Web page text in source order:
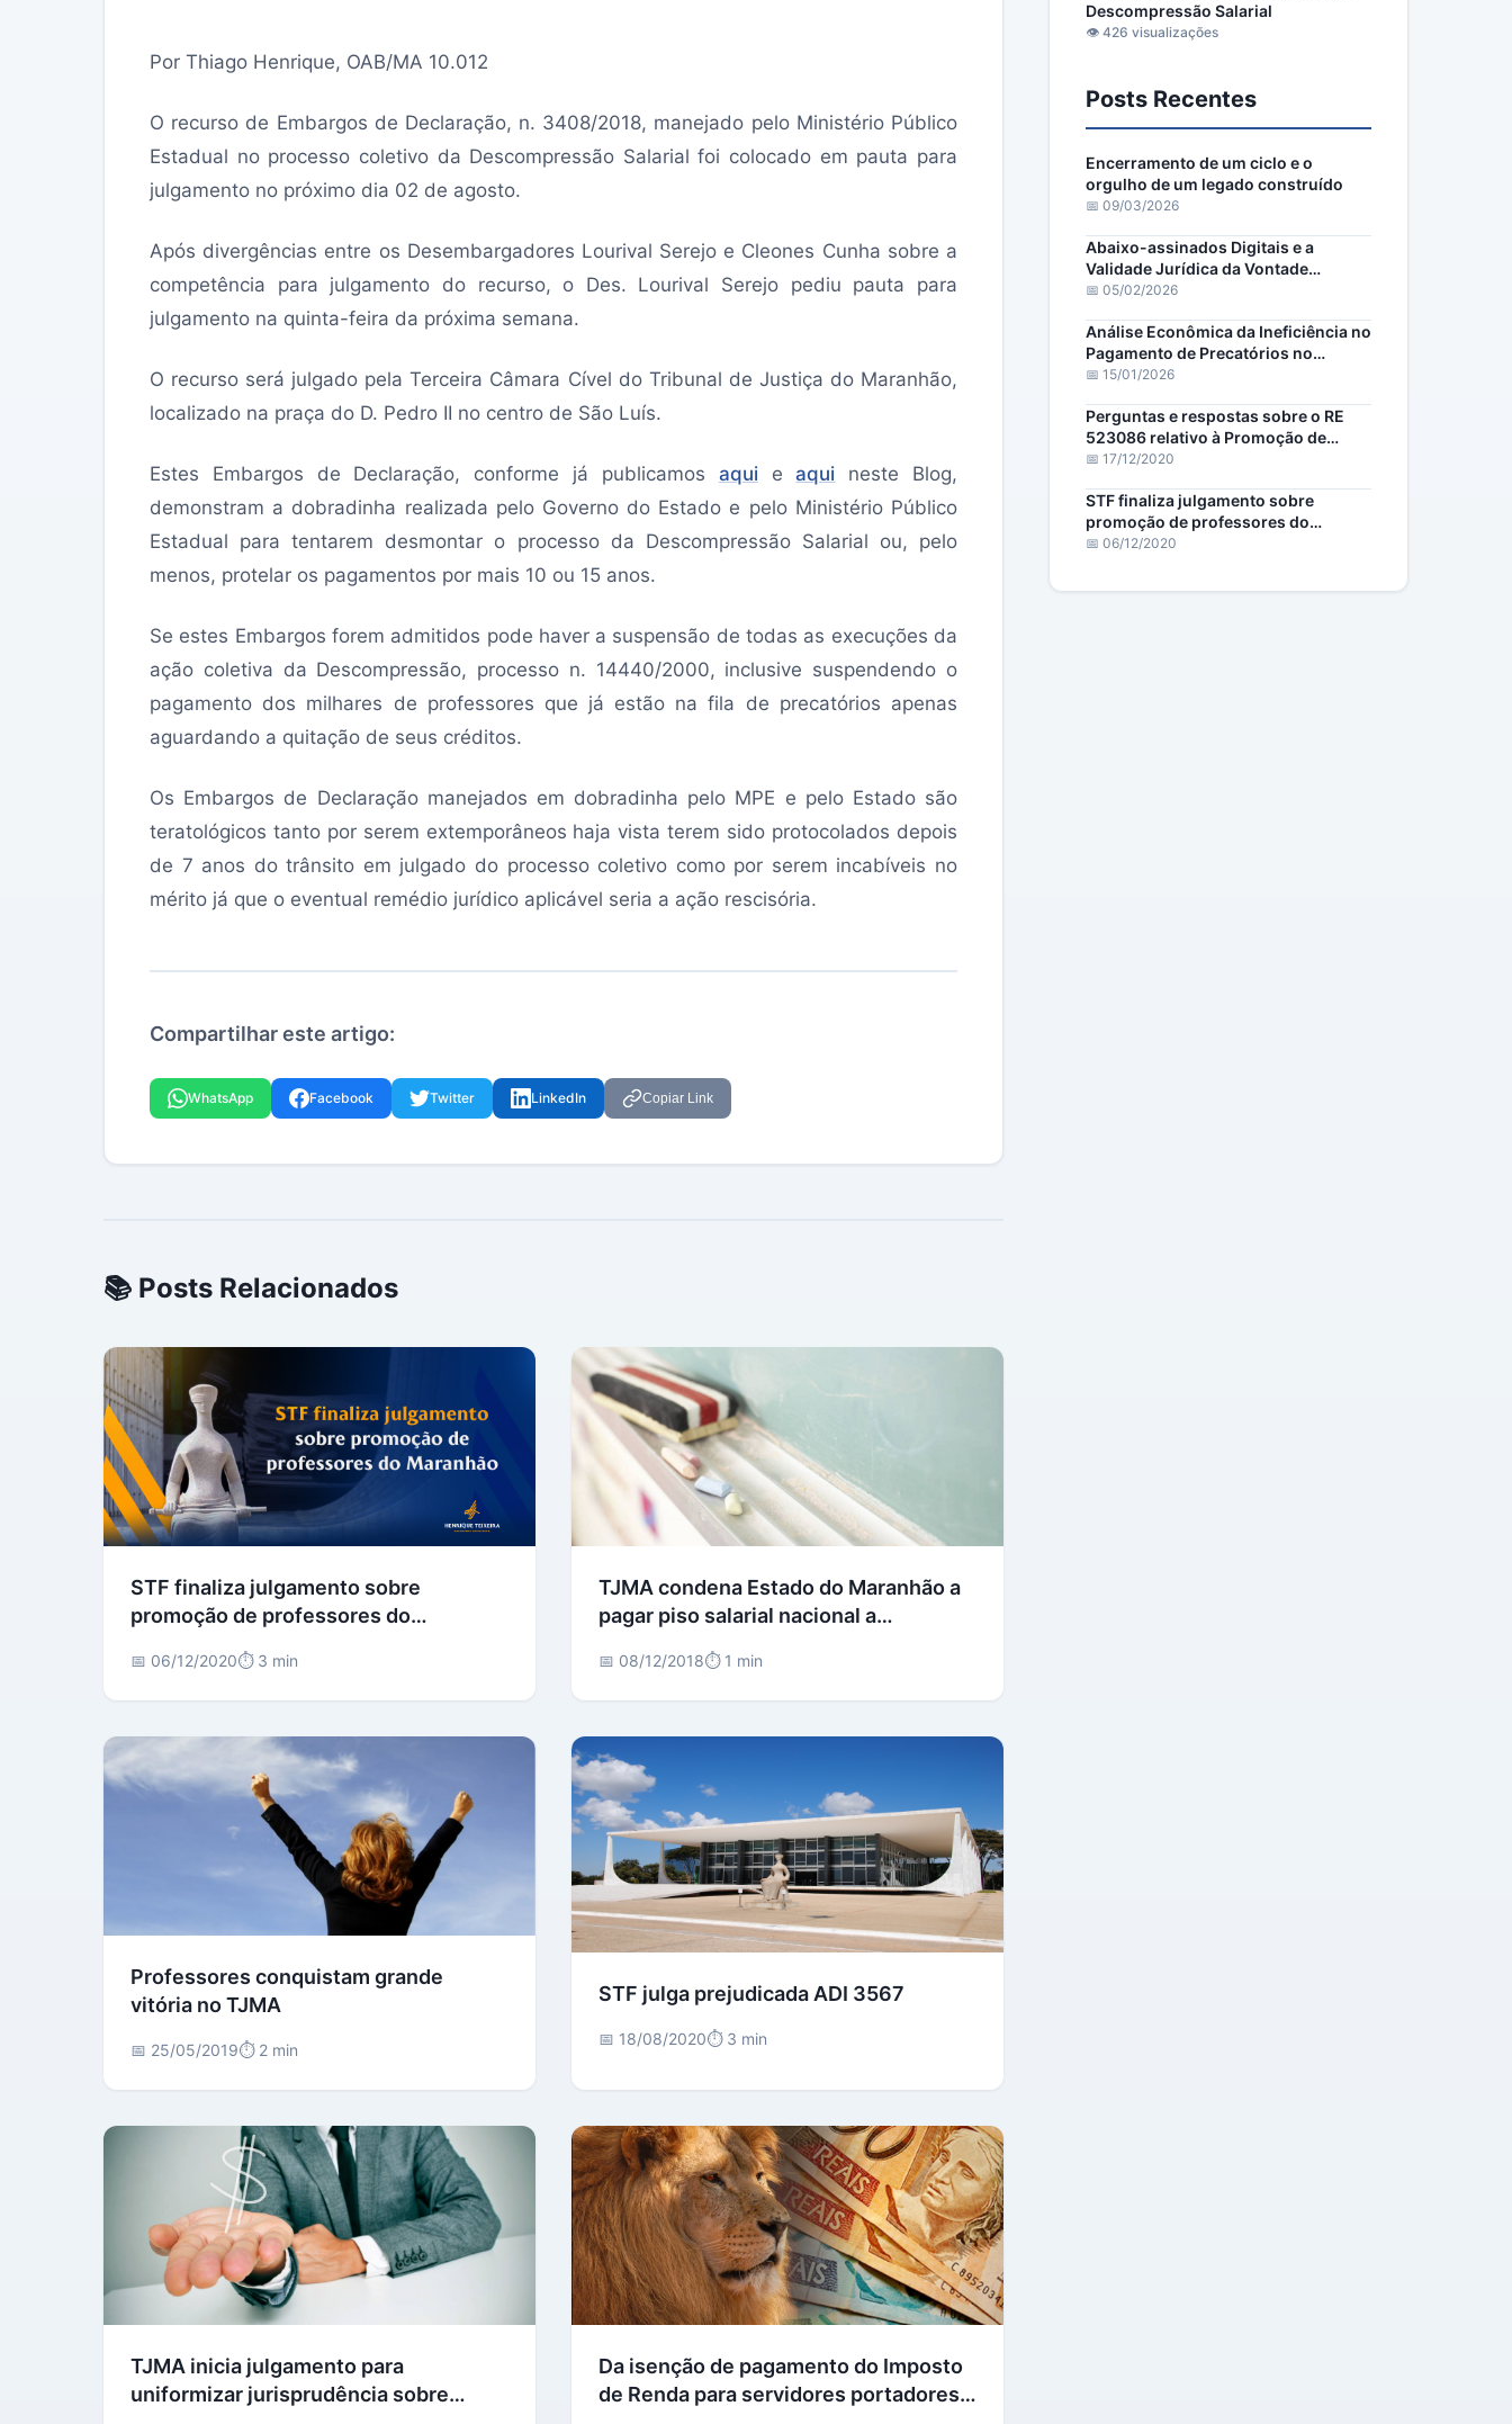
Por Thiago Henrique, OAB/MA 10.012
O recurso de Embargos de Declaração, n. 3408/2018, manejado pelo Ministério Público
Estadual no processo coletivo da Descompressão Salarial foi colocado em pauta para
julgamento no próximo dia 02 de agosto.
Após divergências entre os Desembargadores Lourival Serejo e Cleones Cunha sobre a
competência para julgamento do recurso, o Des. Lourival Serejo pediu pauta para
julgamento na quinta-feira da próxima semana.
O recurso será julgado pela Terceira Câmara Cível do Tribunal de Justiça do Maranhão,
localizado na praça do D. Pedro II no centro de São Luís.
Estes Embargos de Declaração, conforme já publicamos aquieaqui neste Blog,
demonstram a dobradinha realizada pelo Governo do Estado e pelo Ministério Público
Estadual para tentarem desmontar o processo da Descompressão Salarial ou, pelo
menos, protelar os pagamentos por mais 10 ou 15 anos.
Se estes Embargos forem admitidos pode haver a suspensão de todas as execuções da
ação coletiva da Descompressão, processo n. 14440/2000, inclusive suspendendo o
pagamento dos milhares de professores que já estão na fila de precatórios apenas
aguardando a quitação de seus créditos.
Os Embargos de Declaração manejados em dobradinha pelo MPE e pelo Estado são
teratológicos tanto por serem extemporâneos haja vista terem sido protocolados depois
de 7 anos do trânsito em julgado do processo coletivo como por serem incabíveis no
mérito já que o eventual remédio jurídico aplicável seria a ação rescisória.
Compartilhar este artigo:
WhatsApp Facebook Twitter LinkedIn Copiar Link
📚 Posts Relacionados
STF finaliza julgamento sobre
promoção de professores do
📅 06/12/2020⏱️ 3 min
TJMA condena Estado do Maranhão a
pagar piso salarial nacional a
📅 08/12/2018⏱️ 1 min
Professores conquistam grande
vitória no TJMA
📅 25/05/2019⏱️ 2 min
STF julga prejudicada ADI 3567
📅 18/08/2020⏱️ 3 min
TJMA inicia julgamento para
uniformizar jurisprudência sobre
Da isenção de pagamento do Imposto
de Renda para servidores portadores
Descompressão Salarial
👁️ 426 visualizações
Posts Recentes
Encerramento de um ciclo e o
orgulho de um legado construído
📅 09/03/2026
Abaixo-assinados Digitais e a
Validade Jurídica da Vontade
Popular
📅 05/02/2026
Análise Econômica da Ineficiência no
Pagamento de Precatórios no
Maranhão
📅 15/01/2026
Perguntas e respostas sobre o RE
523086 relativo à Promoção de
Professores no Maranhão
📅 17/12/2020
STF finaliza julgamento sobre
promoção de professores do
Maranhão
📅 06/12/2020